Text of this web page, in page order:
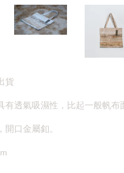
貨
有透氣吸濕性，比起一般帆布
開口金屬釦。